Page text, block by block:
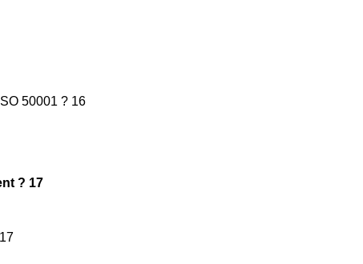
50001 ? 16
? 17